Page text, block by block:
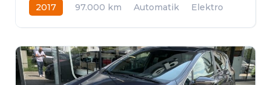
2017 97.000 km Automatik
Elektro